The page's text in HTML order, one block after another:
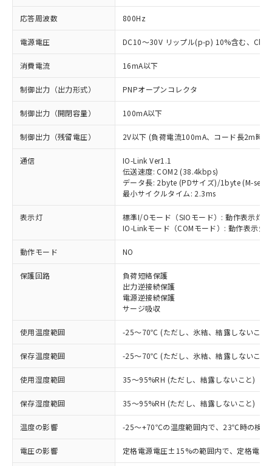
応答周波数 800Hz
電源電圧 DC10～30V リップル(p-p) 10%含む、
消費電流 16mA以下
制御出力（出力形式） PNPオープンコレクタ
制御出力（開閉容量） 100mA以下
制御出力（残留電圧） 2V以下 (負荷電流100mA、コード長2m時)
通信
IO-Link Ver1.1
伝送速度: COM2 (38.4kbps)
データ長: 2byte (PDサイズ)/1byte (M-
最小サイクルタイム: 2.3ms
表示灯
標準I/Oモード（SIOモード）: 動作表示灯(
IO-Linkモード（COMモード）: 動作表示
動作モード NO
保護回路
負荷短絡保護
出力逆接続保護
電源逆接続保護
サージ吸収
使用温度範囲 -25～70℃ (ただし、氷結、結露しないこと)
保存温度範囲 -25～70℃ (ただし、氷結、結露しないこと)
使用湿度範囲 35～95%RH (ただし、結露しないこと)
保存湿度範囲 35～95%RH (ただし、結露しないこと)
温度の影響 -25～+70℃の温度範囲内で、23℃時の検
電圧の影響 定格電源電圧±15%の範囲内で、定格電
ご利用条件
以下の条件をお読みいただき、同意のうえ
ご利用ください。
本サービスは、当社制御機器事業取扱
商品の当社在庫状況および標準価格
(税抜)を提供させていただくもので
当社制御機器事業取扱商品の中には、
本サービスの対象外となる商品もある
ことをご了承ください。
対応済み：EU RoHS指令（10物質）の
非含有に対応した製品が提供可能な商品で
す。
対応予定：EU RoHS指令（10物質）の非含
有に対応した製品に切り替える予定のある
対応予定なし：EU RoHS指令（10物質）の
非含有に非対応の商品で、対応品を出す予
定はありません。
調査・確認中：EU RoHS指令（10物質）の
非含有の対応状況を調査中または確認中の
非該当品：ライセンス料など無形物で、有
仕入先様の事情により、非含有部品として
いたものが、含有品と判明した場合などや
むを得ず変更することがあります。
※1 中国RoHS○×表
「○」：最大均質材料含有率が中国RoHSの
基準値以下であることを示します。
「×」：最大均質材料含有率が中国RoHSの
「－」：未確認です。当社販売部門へお問
当社は、これら貴社製品のうち、外国
為替および外国貿易法に定める商品